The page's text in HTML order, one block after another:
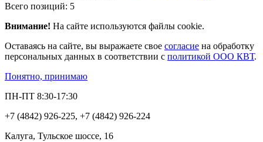
Всего позиций: 5
Внимание! На сайте используются файлы cookie.
Оставаясь на сайте, вы выражаете свое согласие на обработку
персональных данных в соответствии с политикой ООО КВТ.
Понятно, принимаю
ПН-ПТ 8:30-17:30
+7 (4842) 926-225, +7 (4842) 926-224
Калуга, Тульское шоссе, 16